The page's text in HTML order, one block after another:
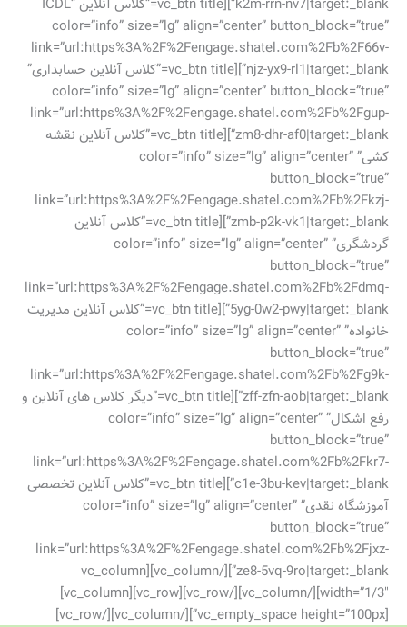
k2m-rrn-nv7|target:_blank”][vc_btn title=”کلاس آنلاین ICDL”
color=”info” size=”lg” align=”center” button_block=”true”
link=”url:https%3A%2F%2Fengage.shatel.com%2Fb%2F66v-
njz-yx9-rl1|target:_blank”][vc_btn title=”کلاس آنلاین حسابداری”
color=”info” size=”lg” align=”center” button_block=”true”
link=”url:https%3A%2F%2Fengage.shatel.com%2Fb%2Fgup-
zm8-dhr-af0|target:_blank”][vc_btn title=”کلاس آنلاین نقشه
کشی” color=”info” size=”lg” align=”center”
button_block=”true”
link=”url:https%3A%2F%2Fengage.shatel.com%2Fb%2Fkzj-
zmb-p2k-vk1|target:_blank”][vc_btn title=”کلاس آنلاین
گردشگری” color=”info” size=”lg” align=”center”
button_block=”true”
link=”url:https%3A%2F%2Fengage.shatel.com%2Fb%2Fdmq-
5yg-0w2-pwy|target:_blank”][vc_btn title=”کلاس آنلاین مدیریت
خانواده” color=”info” size=”lg” align=”center”
button_block=”true”
link=”url:https%3A%2F%2Fengage.shatel.com%2Fb%2Fg9k-
zff-zfn-aob|target:_blank”][vc_btn title=”دیگر کلاس های آنلاین و
رفع اشکال” color=”info” size=”lg” align=”center”
button_block=”true”
link=”url:https%3A%2F%2Fengage.shatel.com%2Fb%2Fkr7-
c1e-3bu-kev|target:_blank”][vc_btn title=”کلاس آنلاین تخصصی
آموزشگاه نقدی” color=”info” size=”lg” align=”center”
button_block=”true”
link=”url:https%3A%2F%2Fengage.shatel.com%2Fb%2Fjxz-
ze8-5vq-9ro|target:_blank”][/vc_column][vc_column
width=”1/3″][/vc_column][/vc_row][vc_row][vc_column]
[vc_empty_space height=”100px”][/vc_column][/vc_row]